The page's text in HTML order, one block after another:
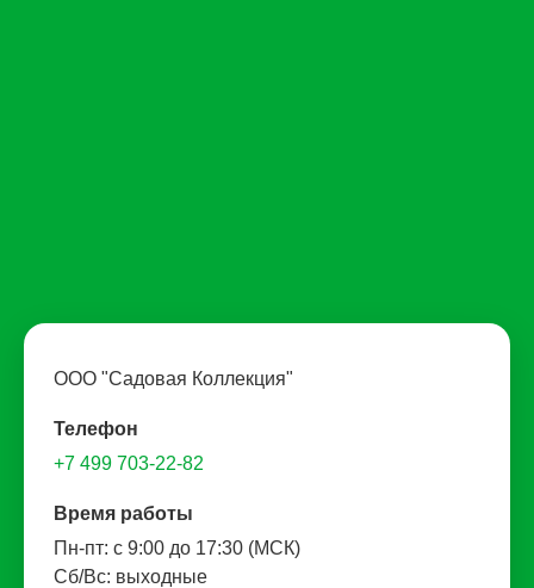
ООО "Садовая Коллекция"
Телефон
+7 499 703-22-82
Время работы
Пн-пт: с 9:00 до 17:30 (МСК)
Сб/Вс: выходные